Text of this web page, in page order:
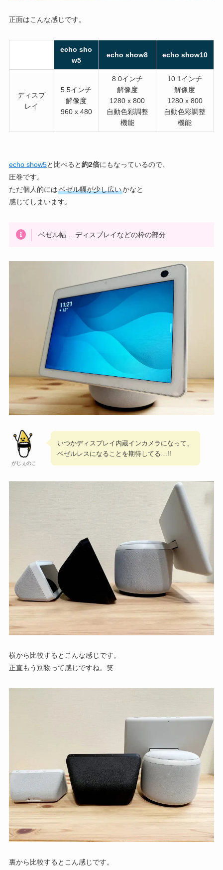
正面はこんな感じです。
echo sho
w5
echo show8 echo show10
ディスプ
レイ
5.5インチ
解像度
960 x 480
8.0インチ
解像度
1280 x 800
自動色彩調整
機能
10.1インチ
解像度
1280 x 800
自動色彩調整
機能
echo show5と比べると約2倍にもなっているので、
圧巻です。
ただ個人的にはベゼル幅が少し広いかなと
感じてしまいます。
ベゼル幅 …ディスプレイなどの枠の部分
がじぇのこ
いつかディスプレイ内蔵インカメラになって、
ベゼルレスになることを期待してる…!!
横から比較するとこんな感じです。
正直もう別物って感じですね。笑
裏から比較するとこん感じです。